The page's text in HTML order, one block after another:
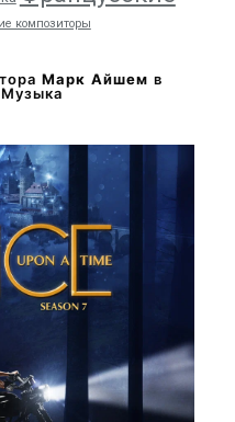
композиторы
Марк Айшем в